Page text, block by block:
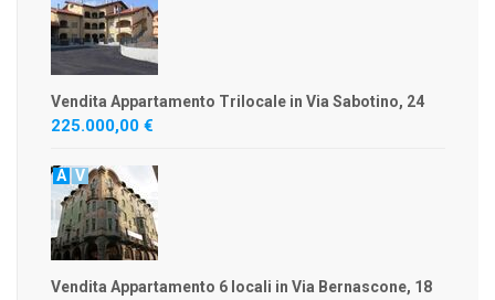
Vendita Appartamento Trilocale in Via Sabotino, 24
225.000,00 €
A V
Vendita Appartamento 6 locali in Via Bernascone, 18